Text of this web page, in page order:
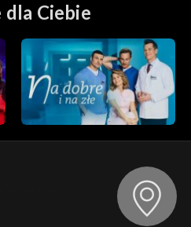
dla Ciebie